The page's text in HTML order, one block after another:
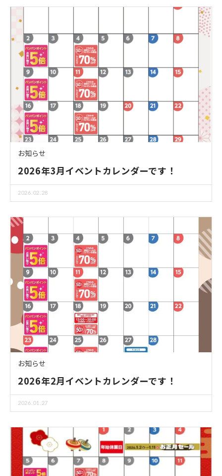
お知らせ
2026年3月イベントカレンダーです！
2026.02.28
お知らせ
2026年2月イベントカレンダーです！
2026.01.27